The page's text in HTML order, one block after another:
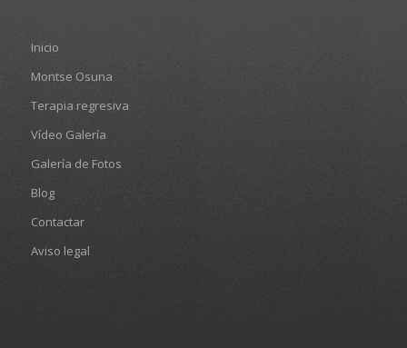
Inicio
Montse Osuna
Terapia regresiva
Vídeo Galería
Galería de Fotos
Blog
Contactar
Aviso legal